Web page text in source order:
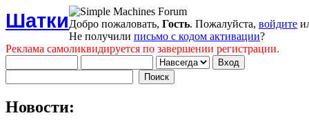
ШаткиДобро пожаловать, Гость. Пожалуйста, войдите
Не получили письмо с кодом активации?
Реклама самоликвидируется по завершении регистрации.
Новости: